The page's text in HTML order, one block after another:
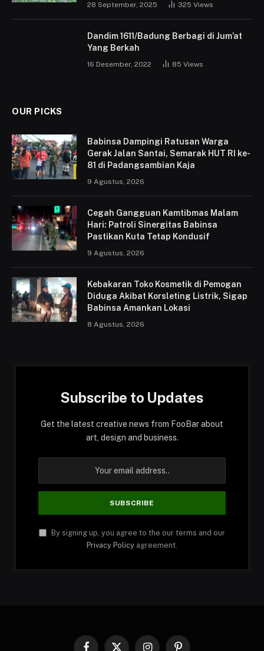
28 September, 2025 325 Views
Dandim 1611/Badung Berbagi di Jum’at
Yang Berkah
16 Desember, 2022 85 Views
OUR PICKS
Babinsa Dampingi Ratusan Warga
Gerak Jalan Santai, Semarak HUT RI ke-
81 di Padangsambian Kaja
9 Agustus, 2026
Cegah Gangguan Kamtibmas Malam
Hari: Patroli Sinergitas Babinsa
Pastikan Kuta Tetap Kondusif
9 Agustus, 2026
Kebakaran Toko Kosmetik di Pemogan
Diduga Akibat Korsleting Listrik, Sigap
Babinsa Amankan Lokasi
8 Agustus, 2026
Subscribe to Updates
Get the latest creative news from FooBar about
art, design and business.
By signing up, you agree to the our terms and our
Privacy Policy agreement.